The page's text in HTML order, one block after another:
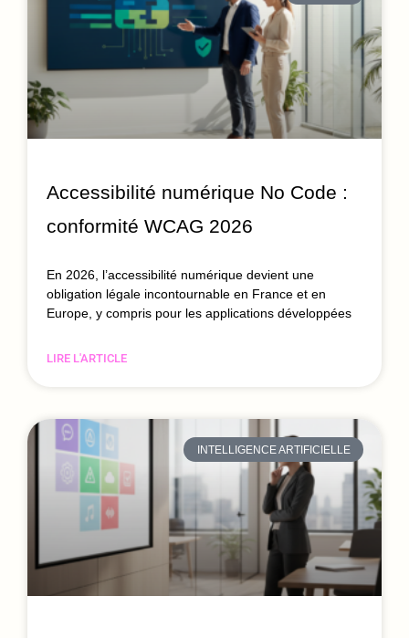
Accessibilité numérique No Code :
conformité WCAG 2026
En 2026, l’accessibilité numérique devient une
obligation légale incontournable en France et en
Europe, y compris pour les applications développées
LIRE L'ARTICLE
INTELLIGENCE ARTIFICIELLE